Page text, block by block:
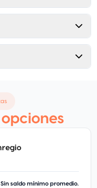
opciones
Sin saldo mínimo promedio.